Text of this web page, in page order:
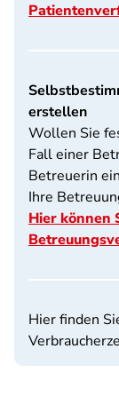
erstellen
Wollen Sie
Fall einer
Betreuerin
Ihre
Hier können
Hier finden